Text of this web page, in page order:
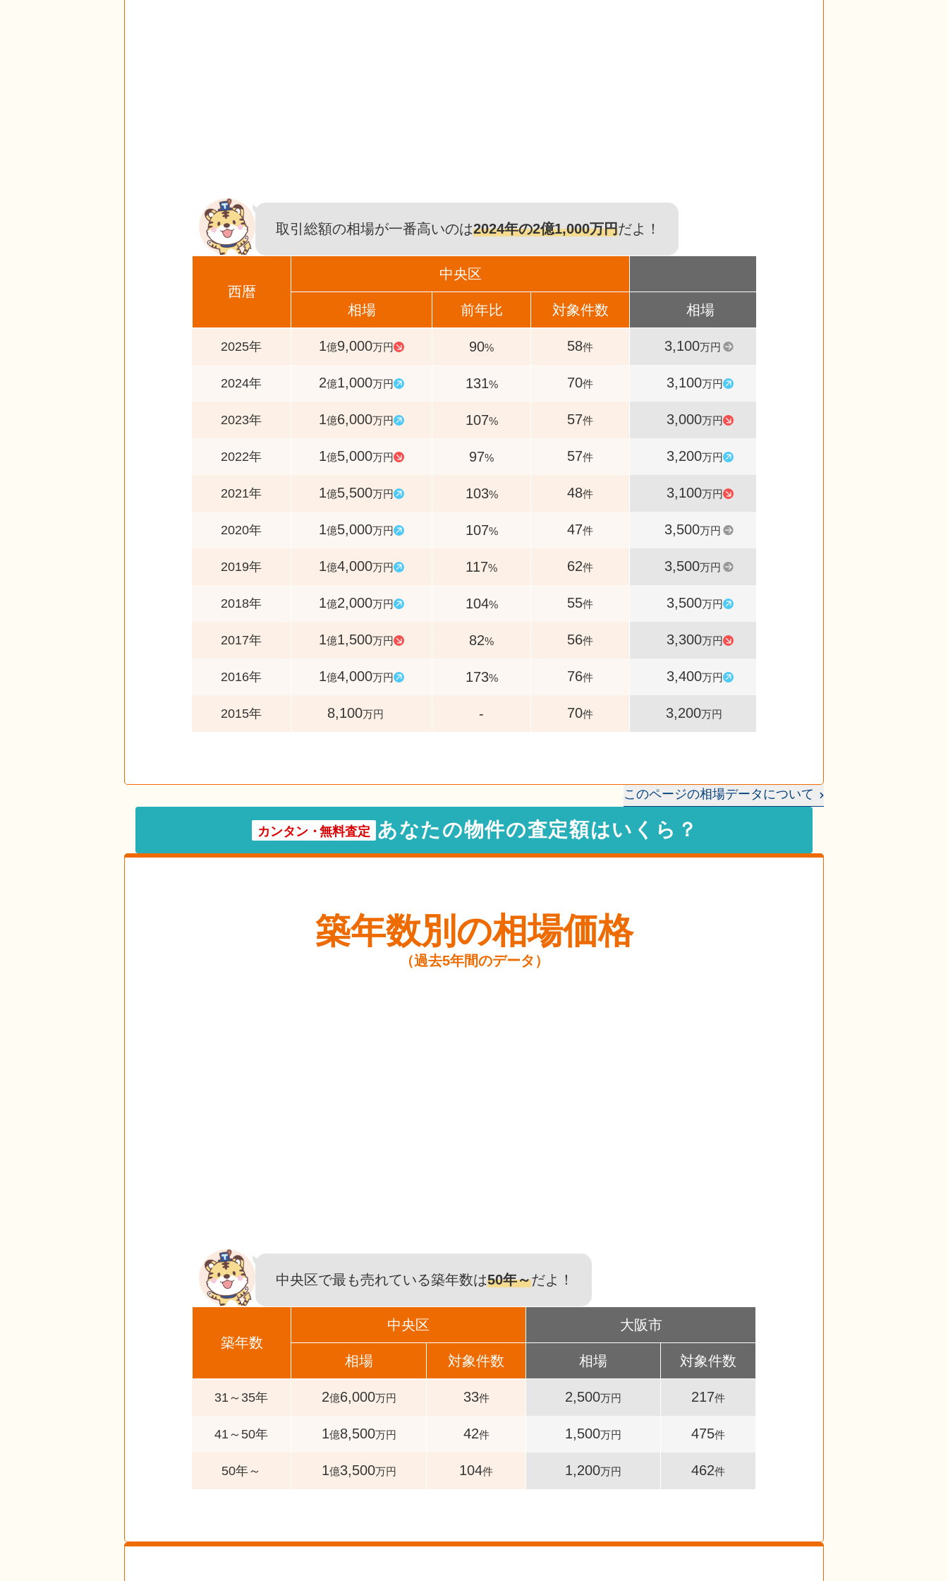
取引総額の相場が一番高いのは2024年の2億1,000万円だよ！
西暦
中央区
相場 前年比 対象件数 相場
2025年 1億9,000万円 90% 58件 3,100万円
2024年 2億1,000万円 131% 70件 3,100万円
2023年 1億6,000万円 107% 57件 3,000万円
2022年 1億5,000万円 97% 57件 3,200万円
2021年 1億5,500万円 103% 48件 3,100万円
2020年 1億5,000万円 107% 47件 3,500万円
2019年 1億4,000万円 117% 62件 3,500万円
2018年 1億2,000万円 104% 55件 3,500万円
2017年 1億1,500万円 82% 56件 3,300万円
2016年 1億4,000万円 173% 76件 3,400万円
2015年 8,100万円 - 70件 3,200万円
このページの相場データについて
カンタン・ 無料査定 あなたの物件の査定額はいくら？
築年数別の相場価格
（過去5年間のデータ）
中央区で最も売れている築年数は50年～だよ！
築年数
中央区 大阪市
相場 対象件数 相場 対象件数
31～35年 2億6,000万円 33件 2,500万円 217件
41～50年 1億8,500万円 42件 1,500万円 475件
50年～ 1億3,500万円 104件 1,200万円 462件